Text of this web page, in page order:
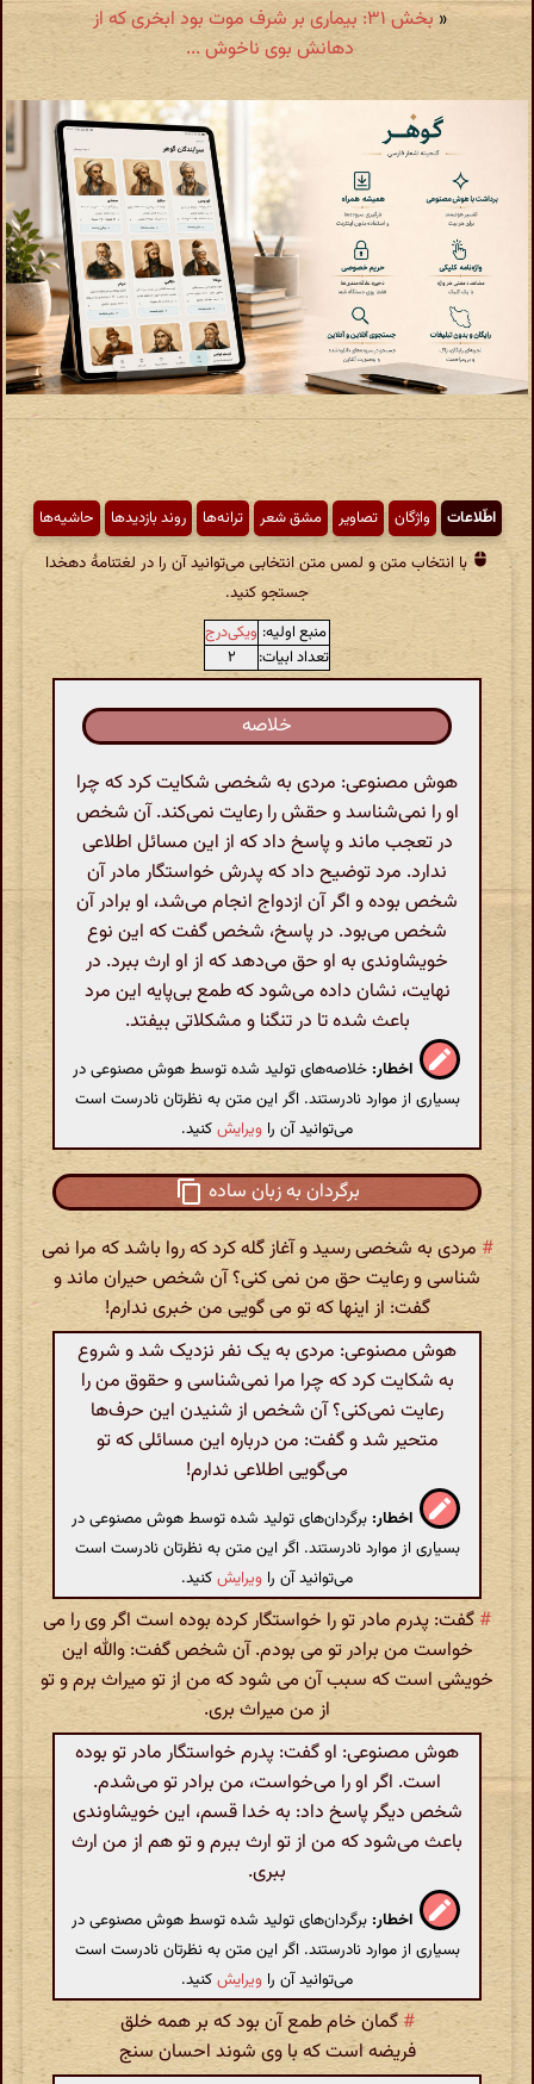
«
بخش ۳۱: بیماری بر شرف موت بود ابخری که از
دهانش بوی ناخوش ...
اطّلاعات واژگان تصاویر مشق شعر ترانه‌ها روند بازدیدها حاشیه‌ها
با انتخاب متن و لمس متن انتخابی می‌توانید آن را در لغتنامهٔ دهخدا
جستجو کنید.
منبع اولیه: ویکی‌درج
تعداد ابیات:
۲
خلاصه
هوش مصنوعی: مردی به شخصی شکایت کرد که چرا
او را نمی‌شناسد و حقش را رعایت نمی‌کند. آن شخص
در تعجب ماند و پاسخ داد که از این مسائل اطلاعی
ندارد. مرد توضیح داد که پدرش خواستگار مادر آن
شخص بوده و اگر آن ازدواج انجام می‌شد، او برادر آن
شخص می‌بود. در پاسخ، شخص گفت که این نوع
خویشاوندی به او حق می‌دهد که از او ارث ببرد. در
نهایت، نشان داده می‌شود که طمع بی‌پایه این مرد
باعث شده تا در تنگنا و مشکلاتی بیفتد.
اخطار: خلاصه‌های تولید شده توسط هوش مصنوعی در
بسیاری از موارد نادرستند. اگر این متن به نظرتان نادرست است
می‌توانید آن را ویرایشکنید.
برگردان به زبان ساده
# مردی به شخصی رسید و آغاز گله کرد که روا باشد که مرا نمی
شناسی و رعایت حق من نمی کنی؟ آن شخص حیران ماند و
گفت: از اینها که تو می گویی من خبری ندارم!
هوش مصنوعی: مردی به یک نفر نزدیک شد و شروع
به شکایت کرد که چرا مرا نمی‌شناسی و حقوق من را
رعایت نمی‌کنی؟ آن شخص از شنیدن این حرف‌ها
متحیر شد و گفت: من درباره این مسائلی که تو
می‌گویی اطلاعی ندارم!
اخطار: برگردان‌های تولید شده توسط هوش مصنوعی در
بسیاری از موارد نادرستند. اگر این متن به نظرتان نادرست است
می‌توانید آن را ویرایشکنید.
# گفت: پدرم مادر تو را خواستگار کرده بوده است اگر وی را می
خواست من برادر تو می بودم. آن شخص گفت: والله این
خویشی است که سبب آن می شود که من از تو میراث برم و تو
از من میراث بری.
هوش مصنوعی: او گفت: پدرم خواستگار مادر تو بوده
است. اگر او را می‌خواست، من برادر تو می‌شدم.
شخص دیگر پاسخ داد: به خدا قسم، این خویشاوندی
باعث می‌شود که من از تو ارث ببرم و تو هم از من ارث
ببری.
اخطار: برگردان‌های تولید شده توسط هوش مصنوعی در
بسیاری از موارد نادرستند. اگر این متن به نظرتان نادرست است
می‌توانید آن را ویرایشکنید.
# گمان خام طمع آن بود که بر همه خلق
فریضه است که با وی شوند احسان سنج